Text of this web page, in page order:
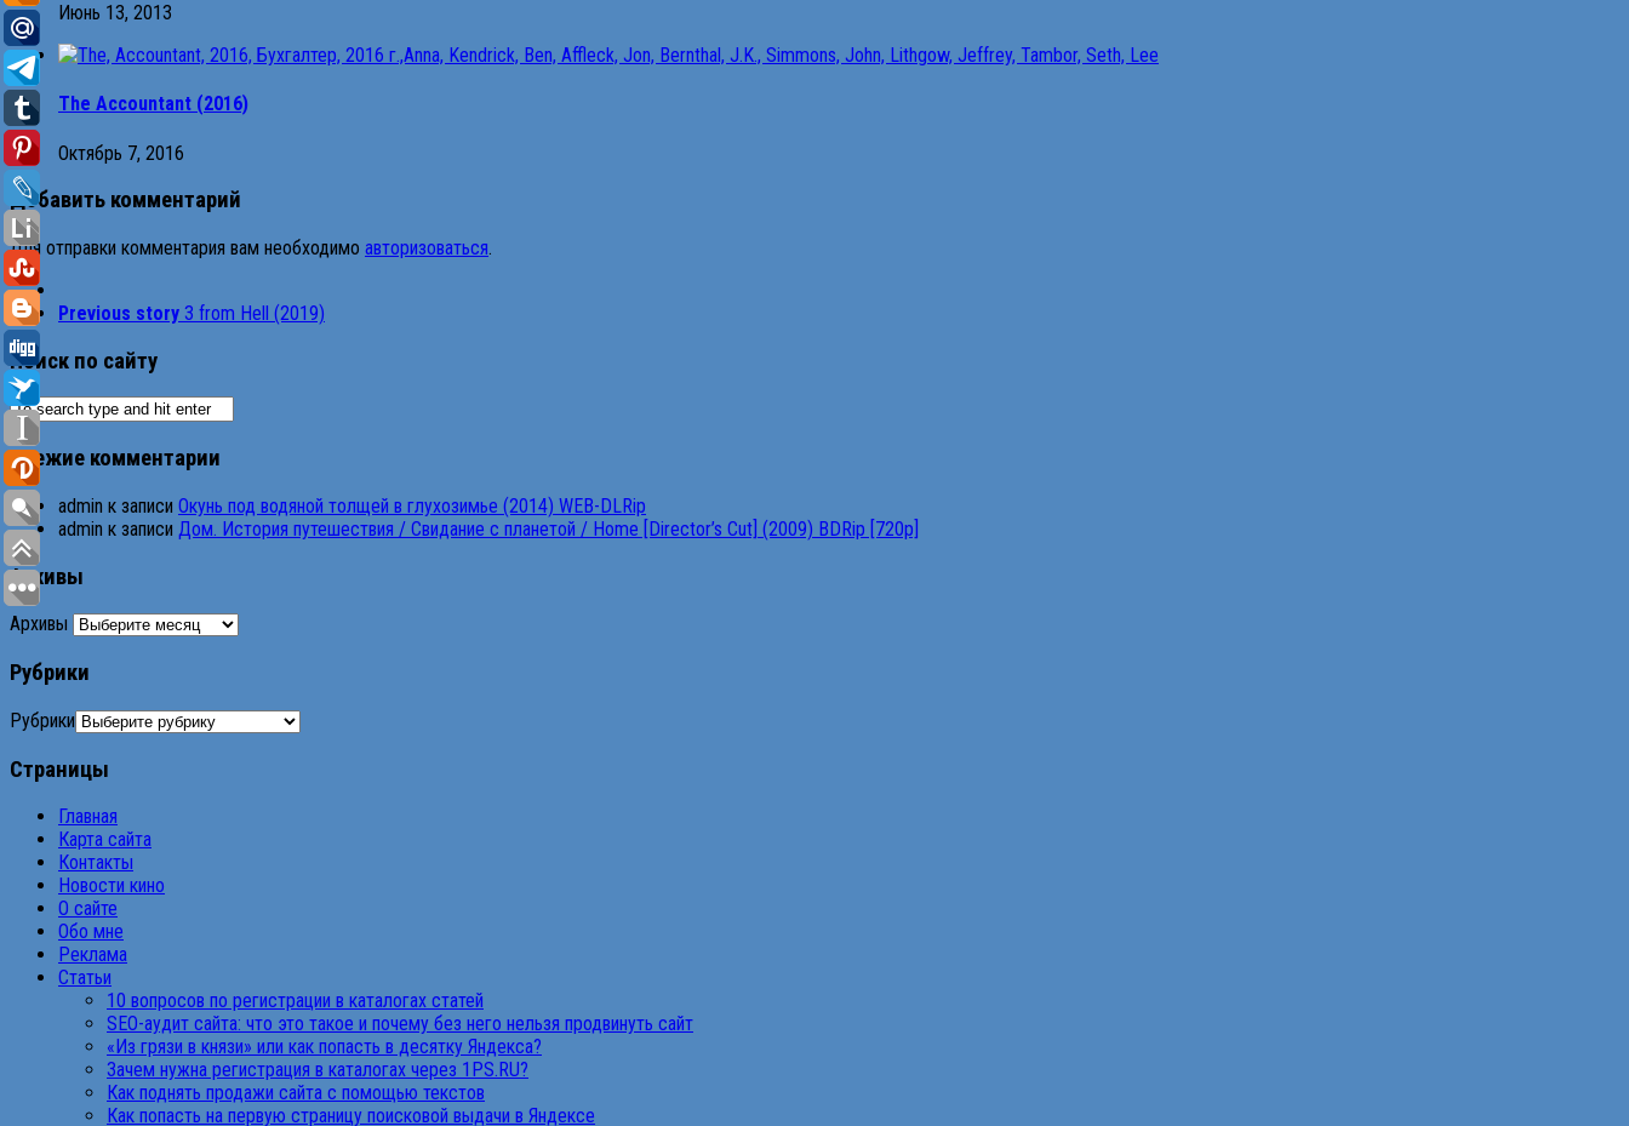
Июнь 13, 2013
The Accountant (2016)
Октябрь 7, 2016
Добавить комментарий
Для отправки комментария вам необходимо авторизоваться.
Previous story 3 from Hell (2019)
Поиск по сайту
Свежие комментарии
admin к записи Окунь под водяной толщей в глухозимье (2014) WEB-DLRip
admin к записи Дом. История путешествия / Свидание с планетой / Home [Director’s Cut] (2009) BDRip [720p]
Архивы
Архивы
Рубрики
Рубрики
Страницы
Главная
Карта сайта
Контакты
Новости кино
О сайте
Обо мне
Реклама
Статьи
10 вопросов по регистрации в каталогах статей
SEO-аудит сайта: что это такое и почему без него нельзя продвинуть сайт
«Из грязи в князи» или как попасть в десятку Яндекса?
Зачем нужна регистрация в каталогах через 1PS.RU?
Как поднять продажи сайта с помощью текстов
Как попасть на первую страницу поисковой выдачи в Яндексе